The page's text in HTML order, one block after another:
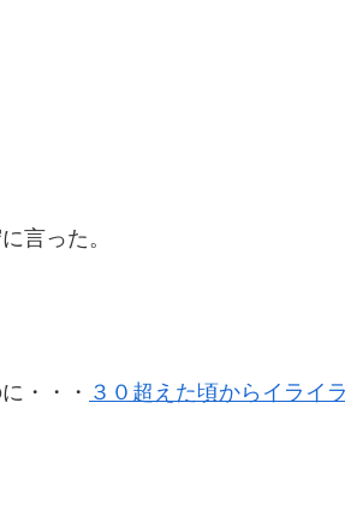
言った。
・・・ ３０超えた頃からイライラ